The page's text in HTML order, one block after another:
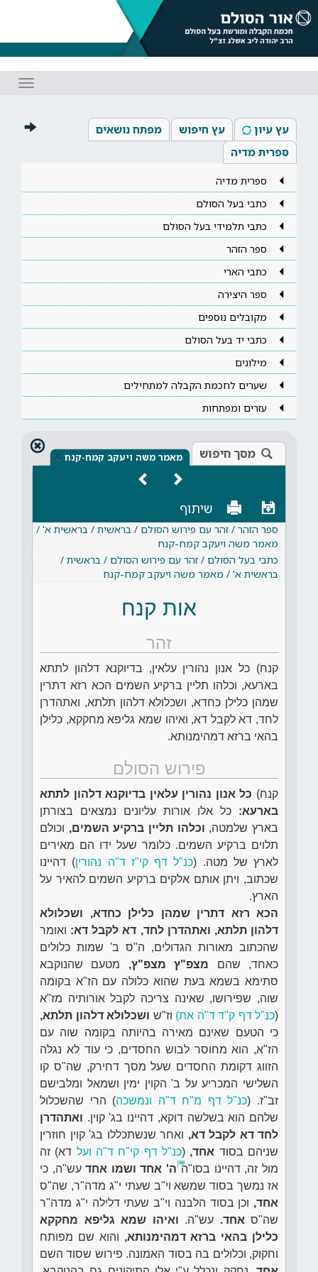
עץ עיון עץ חיפוש
מפתח נושאים
ספרית מדיה
ספרית מדיה
כתבי בעל הסולם
כתבי תלמידי בעל הסולם
ספר הזהר
כתבי הארי
ספר היצירה
מקובלים נוספים
כתבי יד בעל הסולם
מילונים
שערים לחכמת הקבלה למתחילים
עזרים ומפתחות
מסך חיפוש מאמר משה ויעקב קמח-קנח ×
שיתוף
ספר הזהר / זהר עם פירוש הסולם / בראשית / בראשית א' /
מאמר משה ויעקב קמח-קנח
כתבי בעל הסולם / זהר עם פירוש הסולם / בראשית /
בראשית א' / מאמר משה ויעקב קמח-קנח
אות קנח
זהר
קנח) כל אנון נהורין עלאין, בדיוקנא דלהון לתתא
בארעא, וכלהו תליין ברקיע השמים הכא רזא דתרין
שמהן כלילן כחדא, ושכלולא דלהון תלתא, ואתהדרן
לחד, דא לקבל דא, ואיהו שמא גליפא מחקקא, כלילן
בהאי ברזא דמהימנותא.
פירוש הסולם
קנח) כל אנון נהורין עלאין בדיוקנא דלהון לתתא
בארעא: כל אלו אורות עליונים נמצאים בצורתן
בארץ שלמטה, וכלהו תליין ברקיע השמים, וכולם
תלוים ברקיע השמים. כלומר שעל ידו הם מאירים
לארץ של מטה. (כנ"ל דף קי"ז ד"ה נהורין) דהיינו
שכתוב, ויתן אותם אלקים ברקיע השמים להאיר על
הארץ.
הכא רזא דתרין שמהן כלילן כחדא, ושכלולא
דלהון תלתא, ואתהדרן לחד, דא לקבל דא: ואומר
שהכתוב מאורות הגדולים, ה"ס ב' שמות כלולים
כאחד, שהם מצפ"ץ מצפ"ץ, מטעם שהנוקבא
סתימא בשמא בעת שהוא כלולה עם הז"א בקומה
שוה, שפירושו, שאינה צריכה לקבל אורותיה מז"א
(כנ"ל דף ק"ד ד"ה את) וז"ש ושכלולא דלהון תלתא,
כי הטעם שאינם מאירה בהיותה בקומה שוה עם
הז"א, הוא מחוסר לבוש החסדים, כי עוד לא נגלה
הזווג דקומת החסדים שעל מסך דחירק, שה"ס קו
השלישי המכריע על ב' הקוין ימין ושמאל ומלבישם
זב"ז. (כנ"ל דף מ"ח ד"ה ונמשכה) הרי שהשכלול
שלהם הוא בשלשה דוקא, דהיינו בג' קוין. ואתהדרן
לחד דא לקבל דא, ואחר שנשתכללו בג' קוין חוזרין
שניהם בסוד אחד, (כנ"ל דף קי"ח ד"ה ועל דא) זה
מול זה, דהיינו בסו"הה' אחד ושמו אחדעש"ה, כי
אז נמשך בסוד שמשא וי"ב שעתי י"ג מדה"ר, שה"ס
אחד, וכן בסוד הלבנה וי"ב שעתי דלילה י"ג מדה"ר
שה"ס אחד. עש"ה. ואיהו שמא גליפא מחקקא
כלילן בהאי ברזא דמהימנותא, והוא שם מפותח
וחקוק, וכלולים בה בסוד האמונה. פירוש שסוד השם